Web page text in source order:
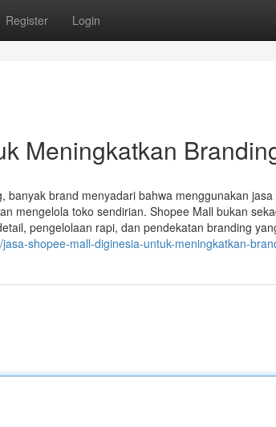
Register Login
Meningkatkan
brand menyadari bahwa menggunakan
mengelola toko sendirian. Shopee Mall bukan
pengelolaan rapi, dan pendekatan branding
shopee-mall-diginesia-untuk-meningkatkan-